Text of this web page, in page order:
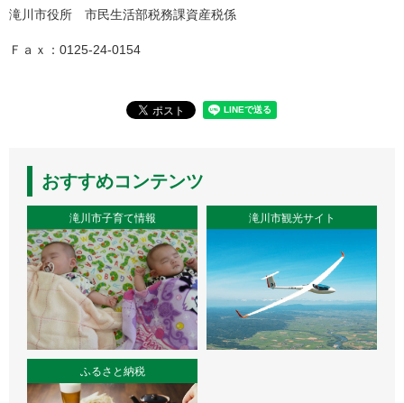
滝川市役所 市民生活部税務課資産税係
Ｆａｘ：0125-24-0154
おすすめコンテンツ
滝川市子育て情報 滝川市観光サイト
ふるさと納税